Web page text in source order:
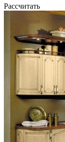
Рассчитать